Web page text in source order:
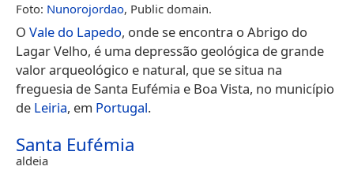
Foto: Nunorojordao, Public domain.
O Vale do Lapedo, onde se encontra o Abrigo do
Lagar Velho, é uma depressão geológica de grande
valor arqueológico e natural, que se situa na
freguesia de Santa Eufémia e Boa Vista, no município
de Leiria, em Portugal.
Santa Eufémia
aldeia